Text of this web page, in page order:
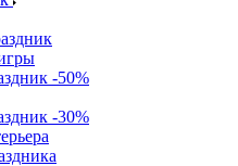
-50%
-30%